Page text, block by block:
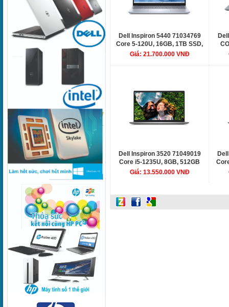
Dell Inspiron 5440 71034769
Core 5-120U, 16GB, 1TB SSD,
Intel Graphics, 14" FHD+, 4C
Giá: 21.700.000 VNĐ
Dell Inspiron 3520 71049019
Core i5-1235U, 8GB, 512GB
SSD, Intel UHD Graphics,
WTY
Giá: 13.550.000 VNĐ